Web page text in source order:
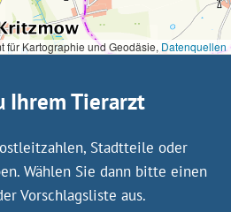
für Kartographie und Geodäsie, Datenquellen
Ihrem Tierarzt
Stadtteile oder
Wählen Sie dann bitte einen
Vorschlagsliste aus.